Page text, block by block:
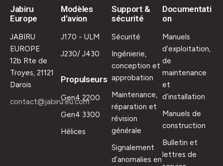
Jabiru
Europe
JABIRU
EUROPE
12b Rte de
Troyes, 21121
Darois
contact@jabiru.eu.com
Modèles
d'avion
J170 - ULM
J230/ J430
Propulseurs
Gen4 2200
Gen4 3300
Hélices
Support &
sécurité
Sécurité
Ingénierie,
conception et
approbation
Maintenance,
réparation et
révision
générale
Signalement
d’anomalies en
Documentati
on
Manuels
d’exploitation,
de
maintenance
et
d’installation
Manuels de
construction
Bulletin et
lettres de